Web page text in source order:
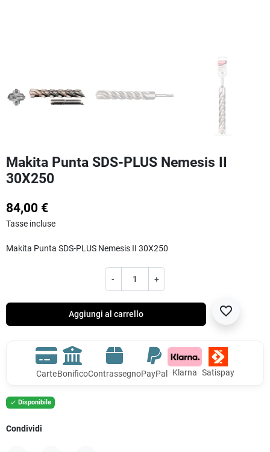
Makita Punta SDS-PLUS Nemesis II
30X250
84,00 €
Tasse incluse
Makita Punta SDS-PLUS Nemesis II 30X250
- +
Aggiungi al carrello favorite_border
CarteBonificoContrassegnoPayPal Klarna Satispay
 Disponibile
Condividi